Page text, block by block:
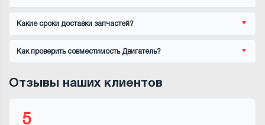
Какие сроки доставки запчастей?
Как проверить совместимость Двигатель?
Отзывы наших клиентов
5